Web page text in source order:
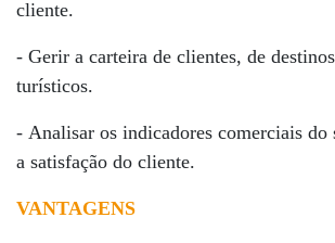
cliente.
- Gerir a carteira de clientes, de
turísticos.
- Analisar os indicadores comerciais do
a satisfação do cliente.
VANTAGENS